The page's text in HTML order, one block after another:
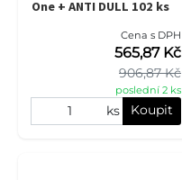
One + ANTI DULL 102 ks
Cena s DPH
906,87 Kč
565,87 Kč
poslední 2 ks
ks Koupit